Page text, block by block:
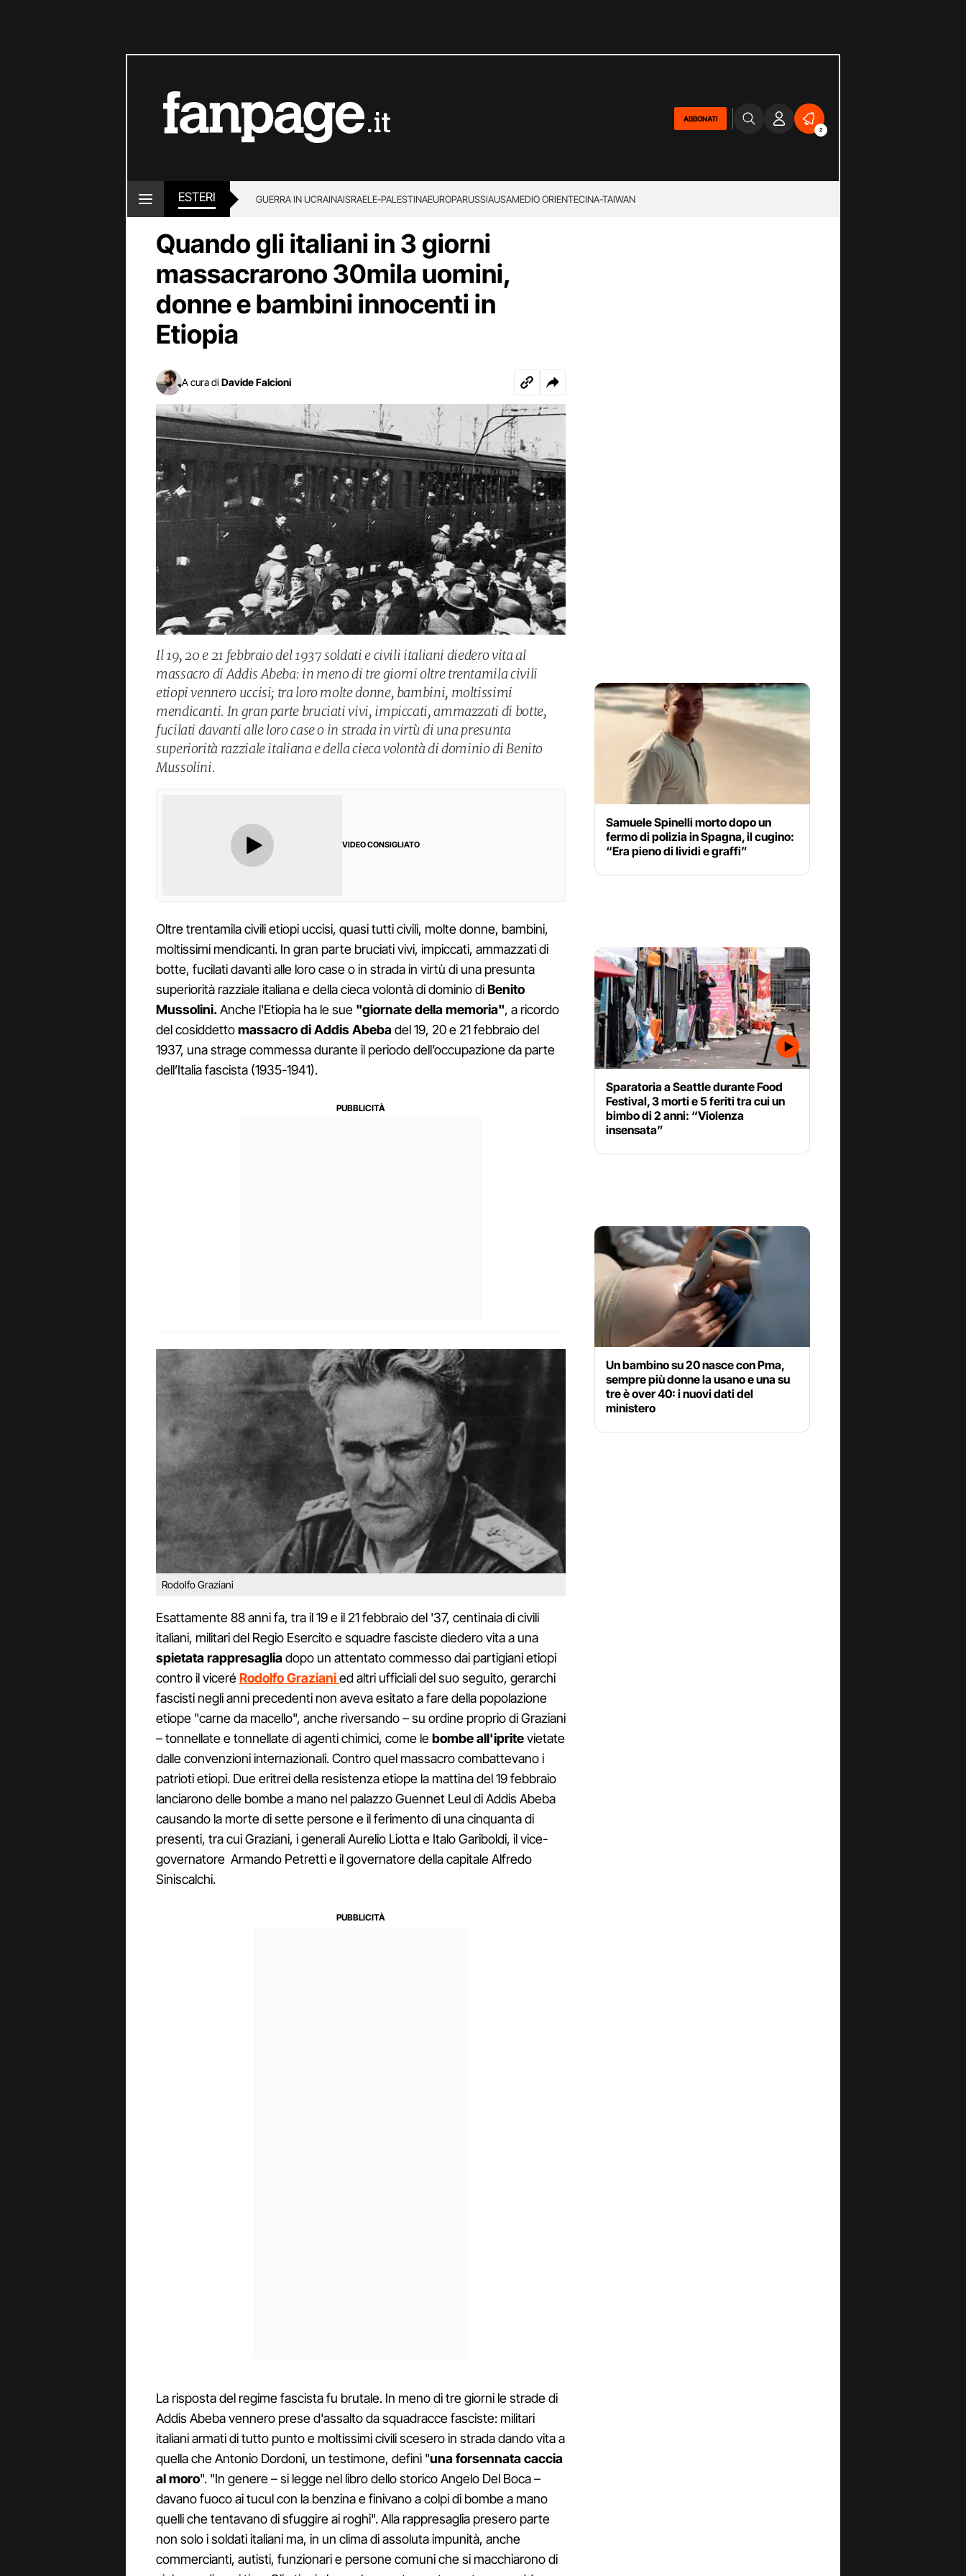
ABBONATI
2
ESTERI GUERRA IN UCRAINAISRAELE-PALESTINAEUROPARUSSIAUSAMEDIO ORIENTECINA-TAIWAN
Quando gli italiani in 3 giorni
massacrarono 30mila uomini,
donne e bambini innocenti in
Etiopia
A cura di Davide Falcioni
Il 19, 20 e 21 febbraio del 1937 soldati e civili italiani diedero vita al
massacro di Addis Abeba: in meno di tre giorni oltre trentamila civili
etiopi vennero uccisi; tra loro molte donne, bambini, moltissimi
mendicanti. In gran parte bruciati vivi, impiccati, ammazzati di botte,
fucilati davanti alle loro case o in strada in virtù di una presunta
superiorità razziale italiana e della cieca volontà di dominio di Benito
Mussolini.
VIDEO CONSIGLIATO
Oltre trentamila civili etiopi uccisi, quasi tutti civili, molte donne, bambini,
moltissimi mendicanti. In gran parte bruciati vivi, impiccati, ammazzati di
botte, fucilati davanti alle loro case o in strada in virtù di una presunta
superiorità razziale italiana e della cieca volontà di dominio diBenito
Mussolini.Anche l'Etiopia ha le sue "giornate della memoria", a ricordo
del cosiddettomassacro di Addis Abebadel 19, 20 e 21 febbraio del
1937, una strage commessa durante il periodo dell’occupazione da parte
dell’Italia fascista (1935-1941).
Rodolfo Graziani
Esattamente 88 anni fa, tra il 19 e il 21 febbraio del '37, centinaia di civili
italiani, militari del Regio Esercito e squadre fasciste diedero vita a una
spietata rappresagliadopo un attentato commesso dai partigiani etiopi
contro il viceréRodolfo Grazianied altri ufficiali del suo seguito, gerarchi
fascisti negli anni precedenti non aveva esitato a fare della popolazione
etiope "carne da macello", anche riversando – su ordine proprio di Graziani
– tonnellate e tonnellate di agenti chimici, come lebombe all'ipritevietate
dalle convenzioni internazionali. Contro quel massacro combattevano i
patrioti etiopi. Due eritrei della resistenza etiope la mattina del 19 febbraio
lanciarono delle bombe a mano nel palazzo Guennet Leul di Addis Abeba
causando la morte di sette persone e il ferimento di una cinquanta di
presenti, tra cui Graziani, i generali Aurelio Liotta e Italo Gariboldi, il vice-
governatore Armando Petretti e il governatore della capitale Alfredo
Siniscalchi.
La risposta del regime fascista fu brutale. In meno di tre giorni le strade di
Addis Abeba vennero prese d'assalto da squadracce fasciste: militari
italiani armati di tutto punto e moltissimi civili scesero in strada dando vita a
quella che Antonio Dordoni, un testimone, definì "una forsennata caccia
al moro". "In genere – si legge nel libro dello storico Angelo Del Boca –
davano fuoco ai tucul con la benzina e finivano a colpi di bombe a mano
quelli che tentavano di sfuggire ai roghi". Alla rappresaglia presero parte
non solo i soldati italiani ma, in un clima di assoluta impunità, anche
commercianti, autisti, funzionari e persone comuni che si macchiarono di
Samuele Spinelli morto dopo un
fermo di polizia in Spagna, il cugino:
“Era pieno di lividi e graffi”
Sparatoria a Seattle durante Food
Festival, 3 morti e 5 feriti tra cui un
bimbo di 2 anni: “Violenza
insensata”
Un bambino su 20 nasce con Pma,
sempre più donne la usano e una su
tre è over 40: i nuovi dati del
ministero